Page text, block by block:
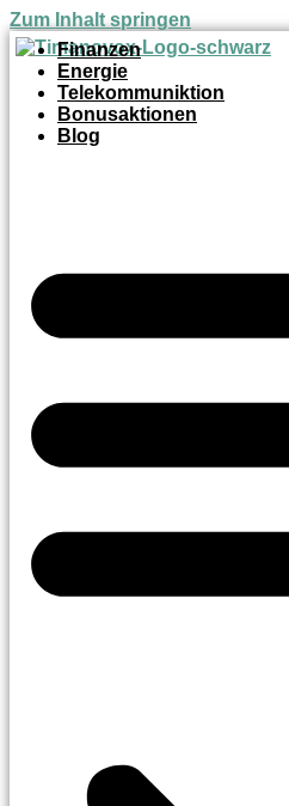
Zum Inhalt springen
Finanzen
Energie
Telekommuniktion
Bonusaktionen
Blog